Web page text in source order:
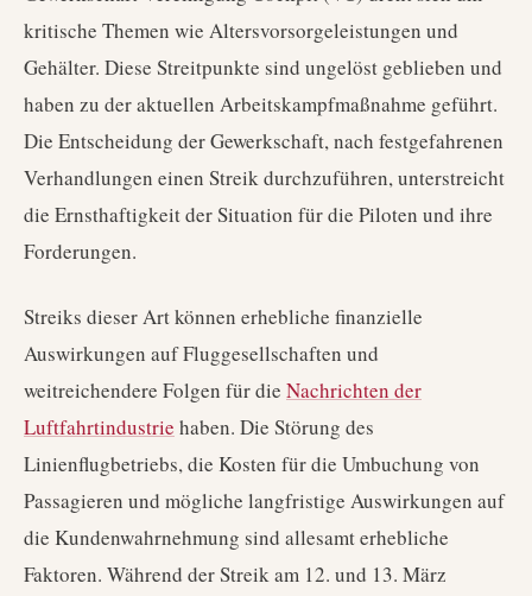
kritische Themen wie Altersvorsorgeleistungen und
Gehälter. Diese Streitpunkte sind ungelöst geblieben und
haben zu der aktuellen Arbeitskampfmaßnahme geführt.
Die Entscheidung der Gewerkschaft, nach festgefahrenen
Verhandlungen einen Streik durchzuführen, unterstreicht
die Ernsthaftigkeit der Situation für die Piloten und ihre
Forderungen.
Streiks dieser Art können erhebliche finanzielle
Auswirkungen auf Fluggesellschaften und
weitreichendere Folgen für die Nachrichten der
Luftfahrtindustrie haben. Die Störung des
Linienflugbetriebs, die Kosten für die Umbuchung von
Passagieren und mögliche langfristige Auswirkungen auf
die Kundenwahrnehmung sind allesamt erhebliche
Faktoren. Während der Streik am 12. und 13. März